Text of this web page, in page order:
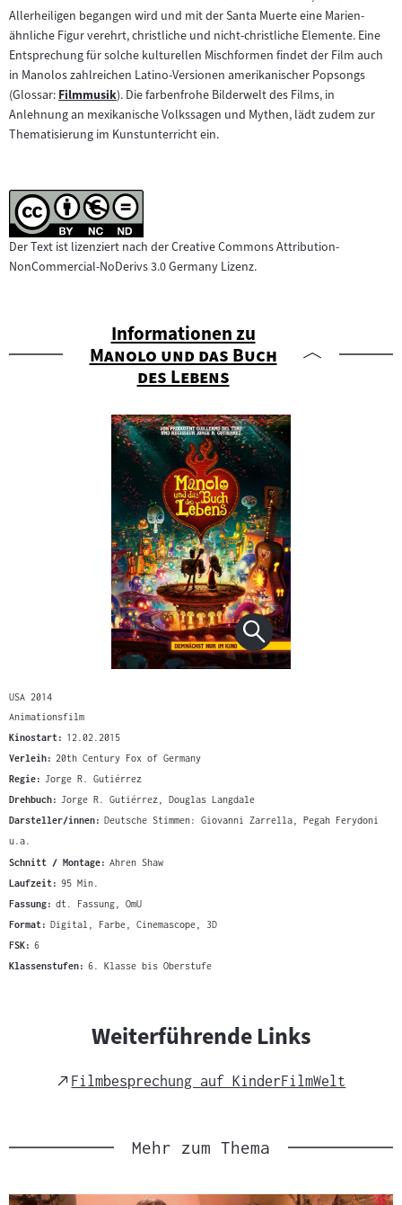
Allerheiligen begangen wird und mit der Santa Muerte eine Marien-
ähnliche Figur verehrt, christliche und nicht-christliche Elemente. Eine
Entsprechung für solche kulturellen Mischformen findet der Film auch
in Manolos zahlreichen Latino-Versionen amerikanischer Popsongs
(Glossar:Zum
Inhalt:
Filmmusik). Die farbenfrohe Bilderwelt des Films, in
Anlehnung an mexikanische Volkssagen und Mythen, lädt zudem zur
Thematisierung im Kunstunterricht ein.
Der Text ist lizenziert nach der Creative Commons Attribution-
NonCommercial-NoDerivs 3.0 Germany Lizenz.
Informationen zu
"
Manolo und das Buch
des Lebens"
USA 2014
Animationsfilm
Kinostart: 12.02.2015
Verleih: 20th Century Fox of Germany
Regie: Jorge R. Gutiérrez
Drehbuch: Jorge R. Gutiérrez, Douglas Langdale
Darsteller/innen: Deutsche Stimmen: Giovanni Zarrella, Pegah Ferydoni
u.a.
Schnitt / Montage: Ahren Shaw
Laufzeit: 95 Min.
Fassung: dt. Fassung, OmU
Format: Digital, Farbe, Cinemascope, 3D
FSK: 6
Klassenstufen: 6. Klasse bis Oberstufe
Weiterführende Links
External
Filmbesprechung auf KinderFilmWelt
Mehr zum Thema